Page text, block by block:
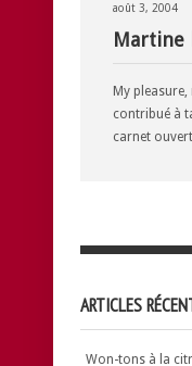
août 3, 2004
Martine
My
contribué à
carnet
ARTICLES
Won-tons à la